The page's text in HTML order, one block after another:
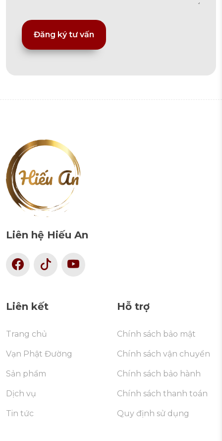
Liên hệ Hiếu An
Liên kết
Trang chủ
Vạn Phật Đường
Sản phẩm
Dịch vụ
Tin tức
Hỗ trợ
Chính sách bảo mật
Chính sách vận chuyển
Chính sách bảo hành
Chính sách thanh toán
Quy định sử dụng